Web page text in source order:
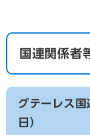
国連関係者
グテーレス
日）